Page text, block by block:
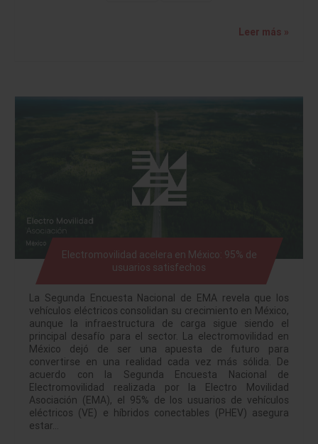
Leer más »
Electromovilidad acelera en México: 95% de
usuarios satisfechos
La Segunda Encuesta Nacional de EMA revela que los
vehículos eléctricos consolidan su crecimiento en México,
aunque la infraestructura de carga sigue siendo el
principal desafío para el sector. La electromovilidad en
México dejó de ser una apuesta de futuro para
convertirse en una realidad cada vez más sólida. De
acuerdo con la Segunda Encuesta Nacional de
Electromovilidad realizada por la Electro Movilidad
Asociación (EMA), el 95% de los usuarios de vehículos
eléctricos (VE) e híbridos conectables (PHEV) asegura
estar…